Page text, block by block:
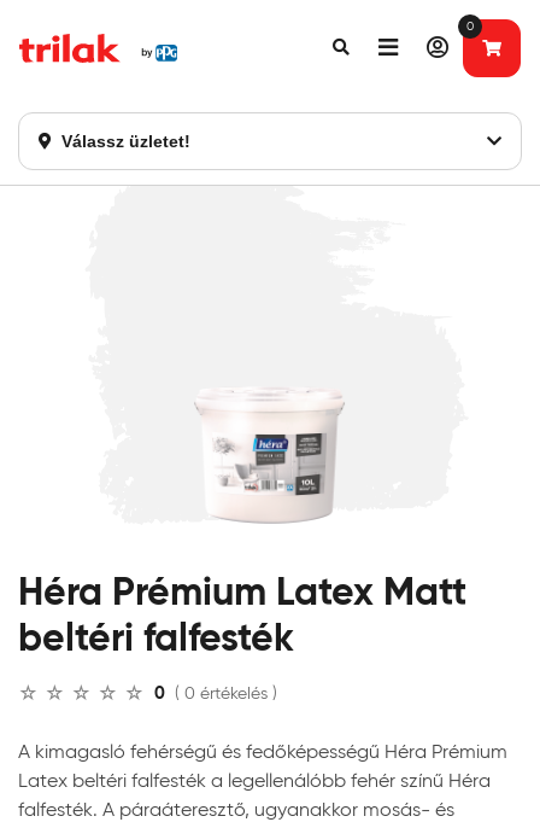
Válassz üzletet!
0
Fontos tájékoztatás!
Héra Prémium Latex Matt
beltéri falfesték
0 ( 0 értékelés )
A kimagasló fehérségű és fedőképességű Héra Prémium
Latex beltéri falfesték a legellenálóbb fehér színű Héra
falfesték. A páraáteresztő, ugyanakkor mosás- és